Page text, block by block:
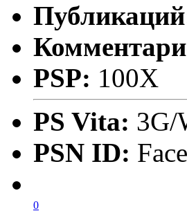
PSP: 100X
PS Vita: 3G/
PSN ID:
0